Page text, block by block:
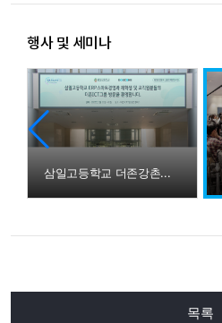
행사 및 세미나
삼일고등학교 더존강촌캠퍼스/강아지숲 방문
목록